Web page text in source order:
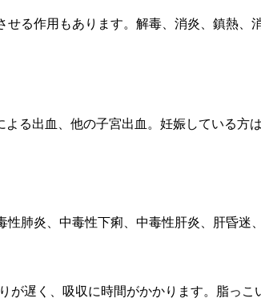
る作用もあります。解毒、消炎、鎮熱、
る出血、他の子宮出血。妊娠している方
肺炎、中毒性下痢、中毒性肝炎、肝昏迷
遅く、吸収に時間がかかります。脂っこ